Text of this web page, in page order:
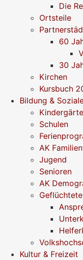
Die
Ortsteile
60
30
Kirchen
Kursbuch
Bildung &
Schulen
AK
Jugend
Senioren
AK
Geflüchtete
Kultur & Freizeit